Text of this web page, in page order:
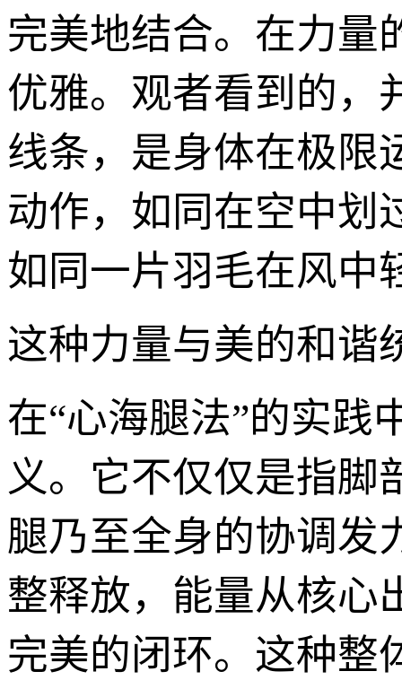
完美地结合。在力量
优雅。观者看到的，
线条，是身体在极限
动作，如同在空中划
如同一片羽毛在风中
这种力量与美的和谐
在“心海腿法”的实践
义。它不仅仅是指脚
腿乃至全身的协调发
整释放，能量从核心
完美的闭环。这种整